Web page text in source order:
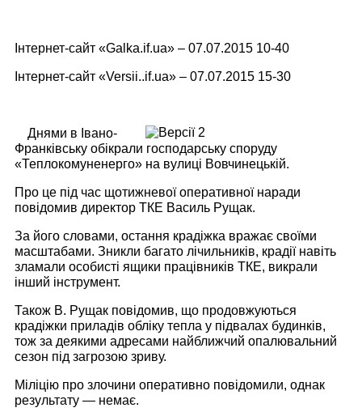
Інтернет-сайт «Galka.if.ua» – 07.07.2015 10-40
Інтернет-сайт «Versii..if.ua» – 07.07.2015 15-30
Днями в Івано-
Франківську обікрали господарську споруду
«Теплокомуненерго» на вулиці Вовчинецькій.
Про це під час щотижневої оперативної наради
повідомив директор ТКЕ Василь Рущак.
За його словами, остання крадіжка вражає своїми
масштабами. Зникли багато лічильників, крадії навіть
зламали особисті ящики працівників ТКЕ, викрали
інший інструмент.
Також В. Рущак повідомив, що продовжуються
крадіжки приладів обліку тепла у підвалах будинків,
тож за деякими адресами найближчий опалювальний
сезон під загрозою зриву.
Міліцію про злочини оперативно повідомили, однак
результату — немає.